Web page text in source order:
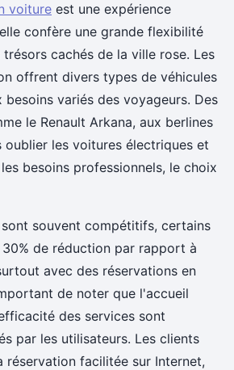
voiture est une expérience
confère une grande flexibilité
cachés de la ville rose. Les
offrent divers types de véhicules
variés des voyageurs. Des
le Renault Arkana, aux berlines
oublier les voitures électriques et
besoins professionnels, le choix
souvent compétitifs, certains
de réduction par rapport à
avec des réservations en
de noter que l'accueil
des services sont
par les utilisateurs. Les clients
réservation facilitée sur Internet,